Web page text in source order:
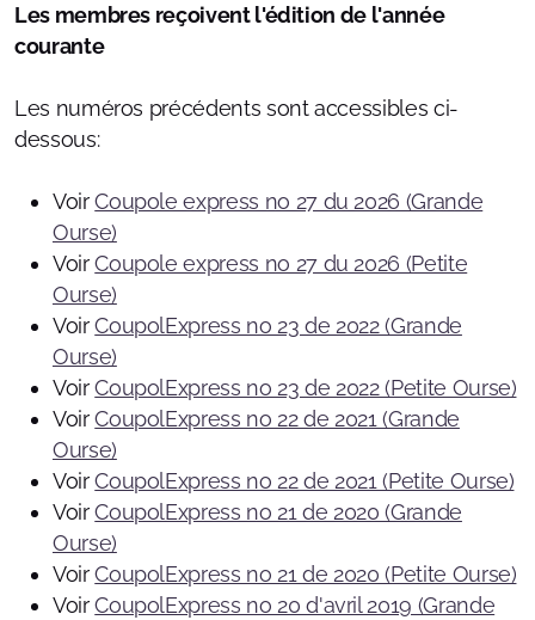
Les membres reçoivent l'édition de l'année
courante
Les numéros précédents sont accessibles ci-
dessous:
VoirCoupole express no 27 du 2026 (Grande
Ourse)
VoirCoupole express no 27 du 2026 (Petite
Ourse)
VoirCoupolExpress no 23 de 2022 (Grande
Ourse)
VoirCoupolExpress no 23 de 2022 (Petite Ourse)
VoirCoupolExpress no 22 de 2021 (Grande
Ourse)
VoirCoupolExpress no 22 de 2021 (Petite Ourse)
VoirCoupolExpress no 21 de 2020 (Grande
Ourse)
VoirCoupolExpress no 21 de 2020 (Petite Ourse)
VoirCoupolExpress no 20 d'avril 2019 (Grande